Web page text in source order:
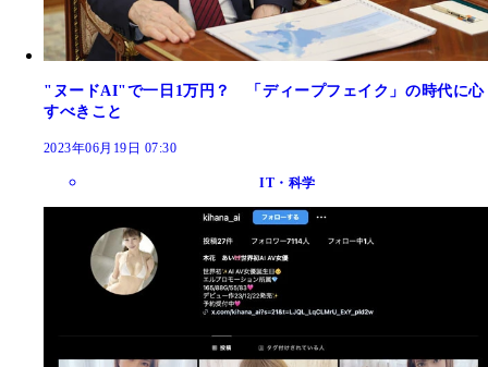
"ヌードAI"で一日1万円？ 「ディープフェイク」の時代に心
すべきこと
2023年06月19日 07:30
IT・科学